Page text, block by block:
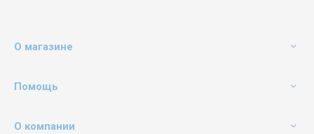
О магазине
Помощь
О компании